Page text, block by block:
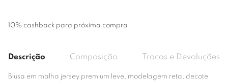
10% cashback para próxima compra
Descrição Composição Trocas e Devoluções
Blusa em malha jersey premium leve, modelagem reta, decote